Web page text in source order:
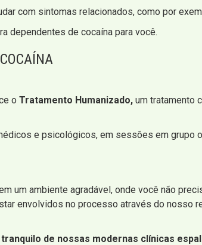
com sintomas relacionados, como por
dependentes de cocaína para você.
o Tratamento Humanizado, um tratamento
e psicológicos, em sessões em grupo
um ambiente agradável, onde você não
envolvidos no processo através do nosso
de nossas modernas clínicas